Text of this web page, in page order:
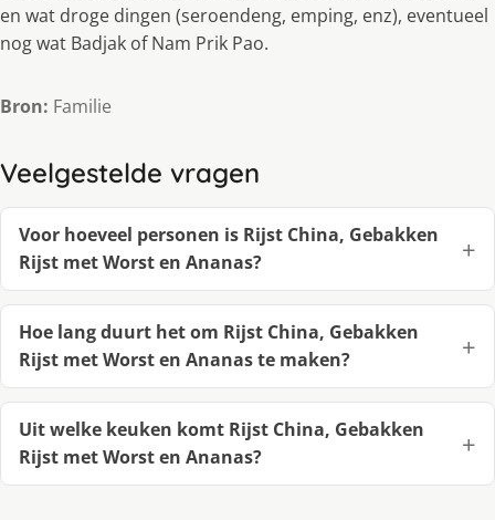
en wat droge dingen (seroendeng, emping, enz), eventueel
nog wat Badjak of Nam Prik Pao.
Bron: Familie
Veelgestelde vragen
Voor hoeveel personen is Rijst China, Gebakken
Rijst met Worst en Ananas?
Hoe lang duurt het om Rijst China, Gebakken
Rijst met Worst en Ananas te maken?
Uit welke keuken komt Rijst China, Gebakken
Rijst met Worst en Ananas?